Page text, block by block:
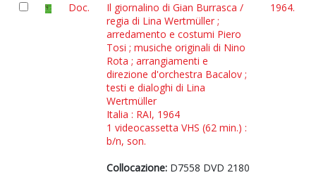
Doc.
Il giornalino di Gian Burrasca /
regia di Lina Wertmüller ;
arredamento e costumi Piero
Tosi ; musiche originali di Nino
Rota ; arrangiamenti e
direzione d'orchestra Bacalov ;
testi e dialoghi di Lina
Wertmüller
Italia : RAI, 1964
1 videocassetta VHS (62 min.) :
b/n, son.
Collocazione: D7558 DVD 2180
1964.